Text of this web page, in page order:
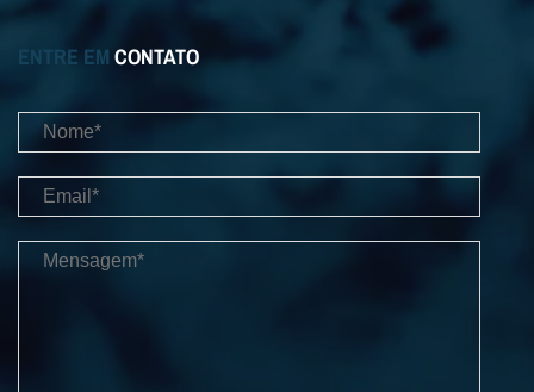
ENTRE EM CONTATO